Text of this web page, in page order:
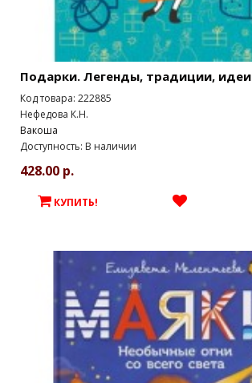
Подарки. Легенды, традиции, идеи
Код товара: 222885
Нефедова К.Н.
Вакоша
Доступность: В наличии
428.00 р.
КУПИТЬ!